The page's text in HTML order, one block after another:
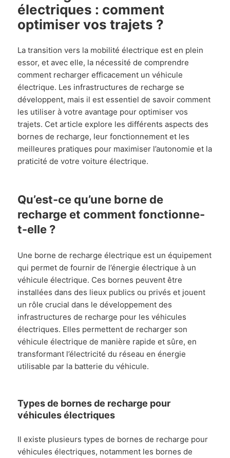
électriques : comment
optimiser vos trajets ?
La transition vers la mobilité électrique est en plein
essor, et avec elle, la nécessité de comprendre
comment recharger efficacement un véhicule
électrique. Les infrastructures de recharge se
développent, mais il est essentiel de savoir comment
les utiliser à votre avantage pour optimiser vos
trajets. Cet article explore les différents aspects des
bornes de recharge, leur fonctionnement et les
meilleures pratiques pour maximiser l’autonomie et la
praticité de votre voiture électrique.
Qu’est-ce qu’une borne de
recharge et comment fonctionne-
t-elle ?
Une borne de recharge électrique est un équipement
qui permet de fournir de l’énergie électrique à un
véhicule électrique. Ces bornes peuvent être
installées dans des lieux publics ou privés et jouent
un rôle crucial dans le développement des
infrastructures de recharge pour les véhicules
électriques. Elles permettent de recharger son
véhicule électrique de manière rapide et sûre, en
transformant l’électricité du réseau en énergie
utilisable par la batterie du véhicule.
Types de bornes de recharge pour
véhicules électriques
Il existe plusieurs types de bornes de recharge pour
véhicules électriques, notamment les bornes de